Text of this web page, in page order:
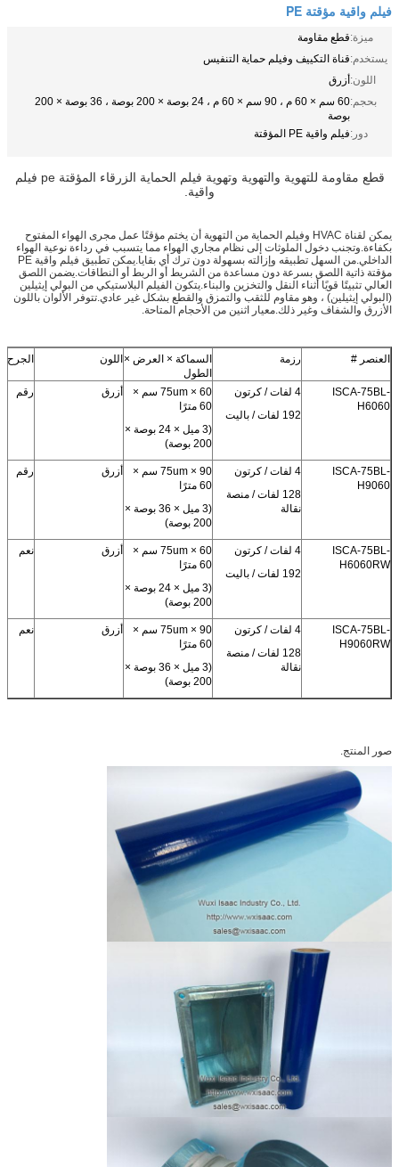
فيلم واقية مؤقتة PE
ميزة:قطع مقاومة
يستخدم:قناة التكييف وفيلم حماية التنفيس
اللون:أزرق
بحجم:
60 سم × 60 م ، 90 سم × 60 م ، 24 بوصة × 200 بوصة ، 36 بوصة × 200
بوصة
دور:فيلم واقية PE المؤقتة
قطع مقاومة للتهوية والتهوية وتهوية فيلم الحماية الزرقاء المؤقتة pe فيلم
واقية.
يمكن لقناة HVAC وفيلم الحماية من التهوية أن يختم مؤقتًا عمل مجرى الهواء المفتوح
بكفاءة.وتجنب دخول الملوثات إلى نظام مجاري الهواء مما يتسبب في رداءة نوعية الهواء
الداخلي.من السهل تطبيقه وإزالته بسهولة دون ترك أي بقايا.يمكن تطبيق فيلم واقية PE
مؤقتة ذاتية اللصق بسرعة دون مساعدة من الشريط أو الربط أو النطاقات.يضمن اللصق
العالي تثبيتًا قويًا أثناء النقل والتخزين والبناء.يتكون الفيلم البلاستيكي من البولي إيثيلين
(البولي إيثيلين) ، وهو مقاوم للثقب والتمزق والقطع بشكل غير عادي.تتوفر الألوان باللون
الأزرق والشفاف وغير ذلك.معيار اثنين من الأحجام المتاحة.
العنصر # رزمة
السماكة × العرض ×
الطول
اللون الجرح
ISCA-75BL-
H6060
4 لفات / كرتون
192 لفات / باليت
75um × 60 سم ×
60 مترًا
(3 ميل × 24 بوصة ×
200 بوصة)
أزرق رقم
ISCA-75BL-
H9060
4 لفات / كرتون
128 لفات / منصة
نقالة
75um × 90 سم ×
60 مترًا
(3 ميل × 36 بوصة ×
200 بوصة)
أزرق رقم
ISCA-75BL-
H6060RW
4 لفات / كرتون
192 لفات / باليت
75um × 60 سم ×
60 مترًا
(3 ميل × 24 بوصة ×
200 بوصة)
أزرق نعم
ISCA-75BL-
H9060RW
4 لفات / كرتون
128 لفات / منصة
نقالة
75um × 90 سم ×
60 مترًا
(3 ميل × 36 بوصة ×
200 بوصة)
أزرق نعم
صور المنتج.